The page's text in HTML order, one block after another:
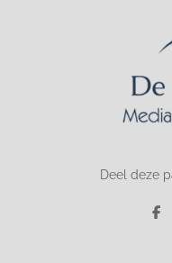
Deel deze
D